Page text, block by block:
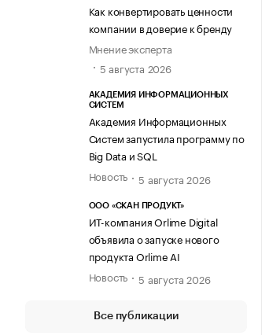
Как конвертировать ценности
компании в доверие к бренду
Мнение эксперта
5 августа 2026
АКАДЕМИЯ ИНФОРМАЦИОННЫХ
СИСТЕМ
Академия Информационных
Систем запустила программу по
Big Data и SQL
Новость
5 августа 2026
ООО «СКАН ПРОДУКТ»
ИТ-компания Orlime Digital
объявила о запуске нового
продукта Orlime AI
Новость
5 августа 2026
Все публикации